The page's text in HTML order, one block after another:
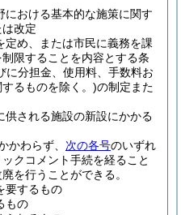
における基本的な施策に関す
改定
定め、または市民に義務を課
限することを内容とする条
に分担金、使用料、手数料お
るものを除く。)の制定また
供される施設の新設にかかる
かわらず、 次の各号のいずれ
クコメント手続を経ること
を行うことができる。
要するもの
もの